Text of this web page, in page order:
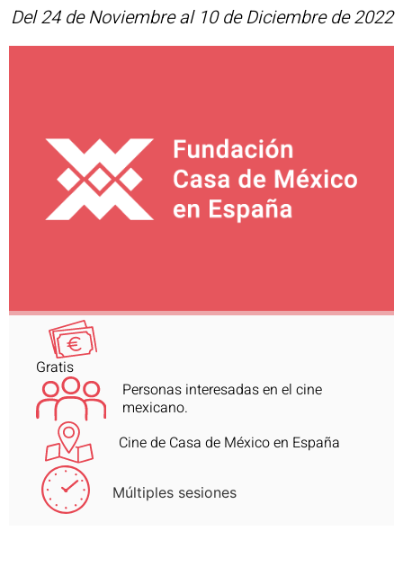
Del 24 de Noviembre al 10 de Diciembre de 2022
Gratis
Personas interesadas en el cine
mexicano.
Cine de Casa de México en España
Múltiples sesiones